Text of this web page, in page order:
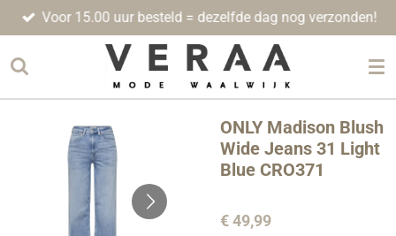
Ga
direct
naar
hoofdinhoud
Voor 15.00 uur besteld = dezelfde dag nog verzonden!
ONLY Madison Blush
Wide Jeans 31 Light
Blue CRO371
€ 49,99